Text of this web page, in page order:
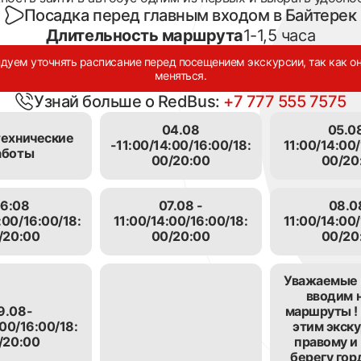
в котором есть и аудио-гиды, и
Kinnect.
которыми пользовались
Джамбул, Ыхылас, Дина
время в коллекции музея
казахских музыкальных
мира – из Азии, Европы,
унесет Вас от городской суеты и
с 10.00
* Время
при входе .
с QR-кодом в мобильном приложении на
Посадка перед главным входом в Байтерек
Длительность маршрута1-1,5 часа
уточнять расписание перед посещением экскурсии, так как
меняться.
Узнай больше о RedBus: +7 777 555 7575
04.08
-11:00/14:00/16:00/18:
00/20:00
11:00/
00/
16:00/18:
07.08 -
11:00/14:00/16:00/18:
00/20:00
11:00/
00/
16:00/18:
Уважаемые
вводим
маршруты !
этим
правому
берегу